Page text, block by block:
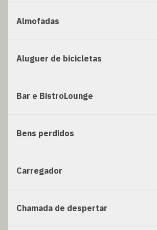
Almofadas
Aluguer de bicicletas
Bar e BistroLounge
Bens perdidos
Carregador
Chamada de despertar